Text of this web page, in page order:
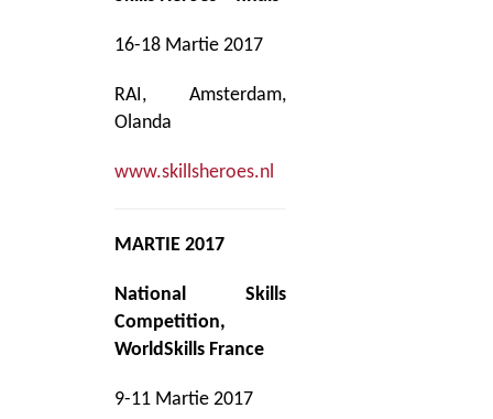
16-18 Martie 2017
RAI, Amsterdam,
Olanda
www.skillsheroes.nl
MARTIE 2017
National Skills
Competition,
WorldSkills France
9-11 Martie 2017